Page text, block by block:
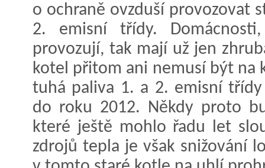
o ochraně ovzduší provozovat
2. emisní třídy.
provozují, tak mají už jen
kotel přitom ani nemusí být na
tuhá paliva 1. a 2. emisní
do roku 2012. Někdy proto
které ještě mohlo řadu let
zdrojů tepla je však snižování